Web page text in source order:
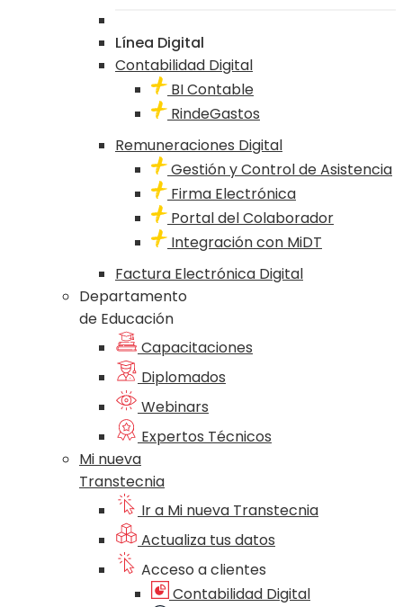
Línea Digital
Contabilidad Digital
BI Contable
RindeGastos
Remuneraciones Digital
Gestión y Control de Asistencia
Firma Electrónica
Portal del Colaborador
Integración con MiDT
Factura Electrónica Digital
Departamento
de Educación
Capacitaciones
Diplomados
Webinars
Expertos Técnicos
Mi nueva
Transtecnia
Ir a Mi nueva Transtecnia
Actualiza tus datos
Acceso a clientes
Contabilidad Digital